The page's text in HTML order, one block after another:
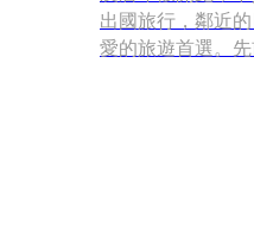
出國旅行，鄰近
愛的旅遊首選。